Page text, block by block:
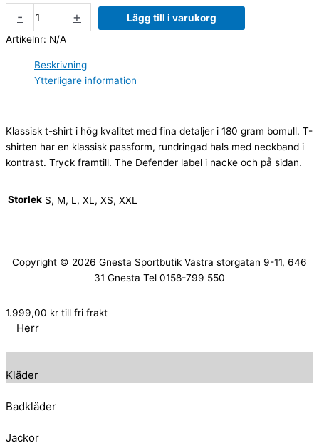
- +
Lägg till i varukorg
Artikelnr: N/A
Beskrivning
Ytterligare information
Klassisk t-shirt i hög kvalitet med fina detaljer i 180 gram bomull. T-
shirten har en klassisk passform, rundringad hals med neckband i
kontrast. Tryck framtill. The Defender label i nacke och på sidan.
Storlek S, M, L, XL, XS, XXL
Copyright © 2026 Gnesta Sportbutik Västra storgatan 9-11, 646
31 Gnesta Tel 0158-799 550
1.999,00 kr till fri frakt
Herr
Kläder
Badkläder
Jackor